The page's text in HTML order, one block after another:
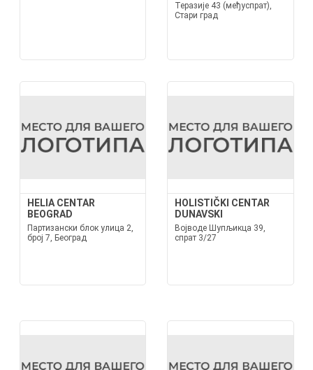
Теразије 43 (међуспрат),
Стари град
HELIA CENTAR
BEOGRAD
Партизански блок улица 2,
број 7, Београд
HOLISTIČKI CENTAR
DUNAVSKI
Војводе Шупљикца 39,
спрат 3/27